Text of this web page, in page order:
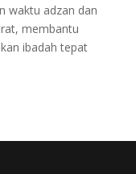
waktu adzan dan
membantu
ibadah tepat